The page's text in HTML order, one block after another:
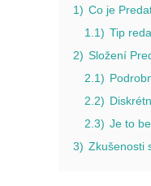
1) Co je
1.1) Tip
2) Složení
2.1)
2.2)
2.3) Je to
3) Zkušenosti